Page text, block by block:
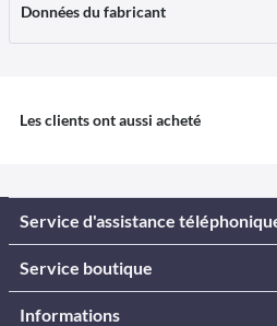
Données du fabricant
Les clients ont aussi acheté
Service d'assistance
Service boutique
Informations